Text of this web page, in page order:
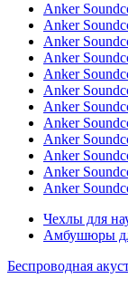
Anker
Anker
Anker
Anker
Anker
Anker
Anker
Anker
Anker
Anker
Anker
Anker
Чехлы для
Амбушюры
Беспроводная